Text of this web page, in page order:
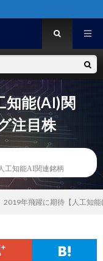
知能(AI)関
注目株
人工知能AI関連銘柄
2019年飛躍に期待【人工知